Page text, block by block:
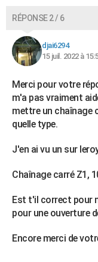
RÉPONSE 2 / 6
djai6294
15 juil. 2022 à
Merci pour votre
m'a pas vraiment
mettre un chaînage
quelle type.
J'en ai vu un sur
Chaînage carré Z1,
Est t'il correct pour
pour une ouverture
Encore merci de